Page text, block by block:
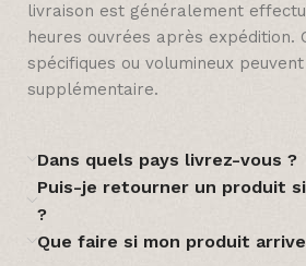
livraison est généralement
heures ouvrées après expédition.
spécifiques ou volumineux
supplémentaire.
Dans quels pays livrez-vous ?
Puis-je retourner un produit si
?
Que faire si mon produit